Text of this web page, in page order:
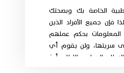
الخاصة بك وبصحتك
فإن جميع الأفراد الذين
بحكم عملهم
سريتها، ولن يقوم أي
الدولي بالإدلاء بأية